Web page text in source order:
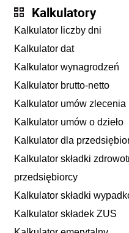
Kalkulatory
Kalkulator liczby dni
Kalkulator dat
Kalkulator wynagrodzeń
Kalkulator brutto-netto
Kalkulator umów zlecenia
Kalkulator umów o dzieło
Kalkulator dla
Kalkulator składki
przedsiębiorcy
Kalkulator składki
Kalkulator składek ZUS